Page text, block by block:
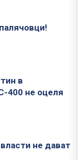
в
400 не оцеля
не дават